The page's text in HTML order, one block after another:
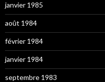
janvier 1985
août 1984
février 1984
janvier 1984
septembre 1983